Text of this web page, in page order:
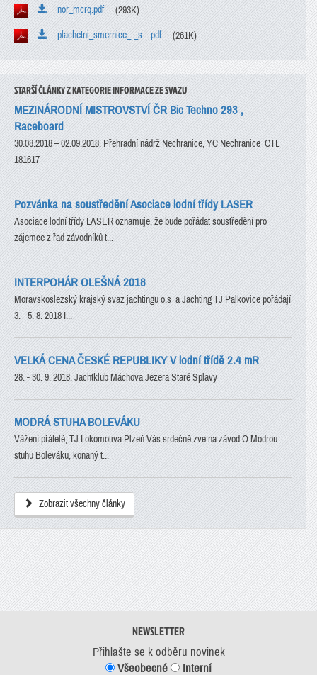
nor_mcrq.pdf (293K)
plachetni_smernice_-_s....pdf (261K)
STARŠÍ ČLÁNKY Z KATEGORIE INFORMACE ZE SVAZU
MEZINÁRODNÍ MISTROVSTVÍ ČR Bic Techno 293 ,
Raceboard
30.08.2018 – 02.09.2018, Přehradní nádrž Nechranice, YC Nechranice CTL
181617
Pozvánka na soustředění Asociace lodní třídy LASER
Asociace lodní třídy LASER oznamuje, že bude pořádat soustředění pro
zájemce z řad závodníků t...
INTERPOHÁR OLEŠNÁ 2018
Moravskoslezský krajský svaz jachtingu o.s a Jachting TJ Palkovice pořádají
3. - 5. 8. 2018 I...
VELKÁ CENA ČESKÉ REPUBLIKY V lodní třídě 2.4 mR
28. - 30. 9. 2018, Jachtklub Máchova Jezera Staré Splavy
MODRÁ STUHA BOLEVÁKU
Vážení přátelé, TJ Lokomotiva Plzeň Vás srdečně zve na závod O Modrou
stuhu Boleváku, konaný t...
Zobrazit všechny články
NEWSLETTER
Přihlašte se k odběru novinek
Všeobecné
Interní